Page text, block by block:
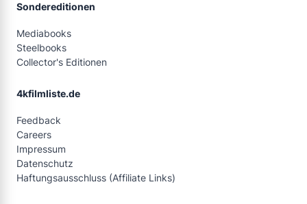
Sondereditionen
Mediabooks
Steelbooks
Collector's Editionen
4kfilmliste.de
Feedback
Careers
Impressum
Datenschutz
Haftungsausschluss (Affiliate Links)